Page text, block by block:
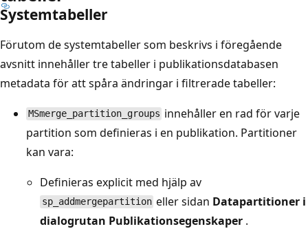
Systemtabeller
Förutom de systemtabeller som beskrivs i föregående
avsnitt innehåller tre tabeller i publikationsdatabasen
metadata för att spåra ändringar i filtrerade tabeller:
MSmerge_partition_groups innehåller en rad för varje
partition som definieras i en publikation. Partitioner
kan vara:
Definieras explicit med hjälp av
sp_addmergepartition eller sidan Datapartitioner i
dialogrutan Publikationsegenskaper .